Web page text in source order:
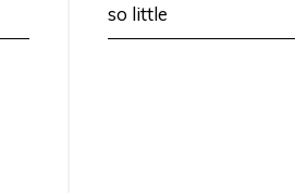
so little